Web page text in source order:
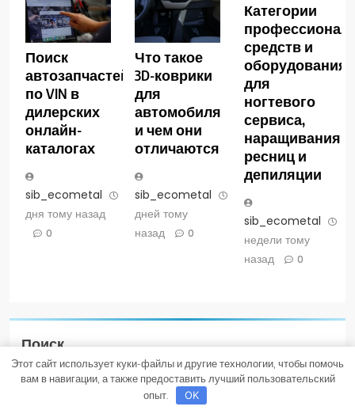
Поиск
автозапчастей
по VIN в
дилерских
онлайн-
каталогах
sib_ecometal
дня тому назад
0
Что такое
3D-коврики
для
автомобиля
и чем они
отличаются
sib_ecometal
дней тому
назад
0
Категории
средств и
оборудования
для
ногтевого
сервиса,
наращивания
ресниц и
депиляции
sib_ecometal
недели тому
назад
0
Поиск
ПОИСК
Этот сайт использует куки-файлы и другие технологии, чтобы помочь
вам в навигации, а также предоставить лучший пользовательский
опыт.
OK